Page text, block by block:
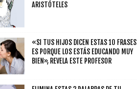
ARISTÓTELES
«SI TUS HIJOS DICEN ESTAS 10 FRASES
ES PORQUE LOS ESTÁS EDUCANDO MUY
BIEN», REVELA ESTE PROFESOR